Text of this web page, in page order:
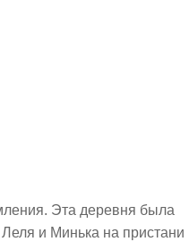
Эта деревня была
и Минька на пристани